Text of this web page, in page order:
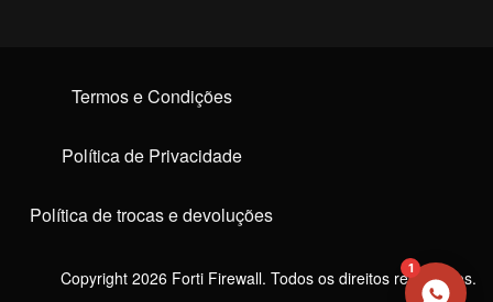
Termos e Condições
Política de Privacidade
Política de trocas e devoluções
Copyright 2026 Forti Firewall. Todos os direitos reservados.
1